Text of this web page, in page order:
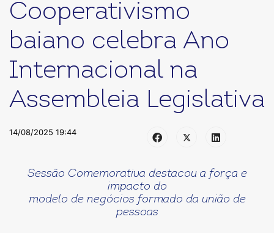
Cooperativismo
baiano celebra Ano
Internacional na
Assembleia Legislativa
14/08/2025 19:44
Sessão Comemorativa destacou a força e
impacto do
modelo de negócios formado da união de
pessoas